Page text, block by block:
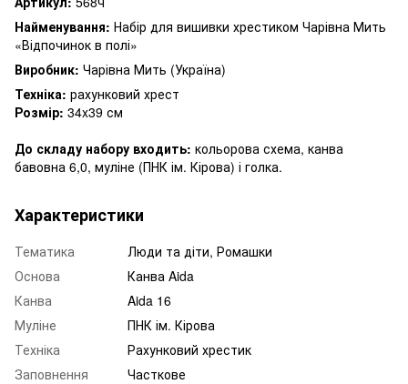
Найменування: Набір для вишивки хрестиком Чарівна Мить
«Відпочинок в полі»
Виробник: Чарівна Мить (Україна)
Техніка: рахунковий хрест
Розмір: 34x39 см
До складу набору входить: кольорова схема, канва
бавовна 6,0, муліне (ПНК ім. Кірова) і голка.
Характеристики
Тематика
Люди та діти, Ромашки
Основа
Канва Aida
Канва
Aida 16
Муліне
ПНК ім. Кірова
Техніка
Рахунковий хрестик
Заповнення
Часткове